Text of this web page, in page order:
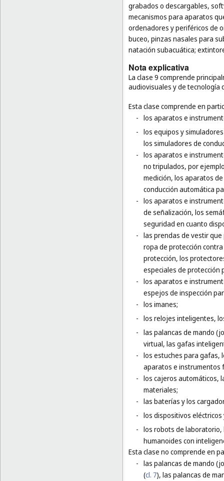
grabados o descargables,
mecanismos para aparatos
ordenadores y periféricos de
buceo, pinzas nasales para
natación subacuática;
Nota explicativa
La clase 9 comprende
audiovisuales y de tecnología
Esta clase comprende en
- los aparatos e
- los equipos y
los simuladores de
- los aparatos e
no tripulados, por
medición, los aparatos
conducción automática
- los aparatos e
de señalización, los
seguridad en cuanto
- las prendas de vestir
ropa de protección
protección, los
especiales de
- los aparatos e
espejos de inspección
- los imanes;
- los relojes inteligentes,
- las palancas de mando
virtual, las gafas
- los estuches para gafas,
aparatos e instrumentos
- los cajeros automáticos,
materiales;
- las baterías y los
- los dispositivos
- los robots de
humanoides con
Esta clase no comprende en
- las palancas de mando
(cl. 7), las palancas de